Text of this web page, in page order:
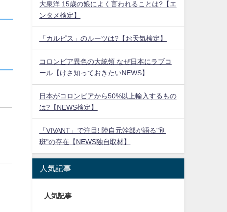
大泉洋 15歳の娘によく言われることは?【エ
ンタメ検定】
「カルピス」のルーツは?【お天気検定】
コロンビア異色の大統領 なぜ日本にラブコ
ール【けさ知っておきたいNEWS】
日本がコロンビアから50%以上輸入するもの
は?【NEWS検定】
「VIVANT」で注目! 陸自元幹部が語る"別
班"の存在【NEWS独自取材】
人気記事
人気記事